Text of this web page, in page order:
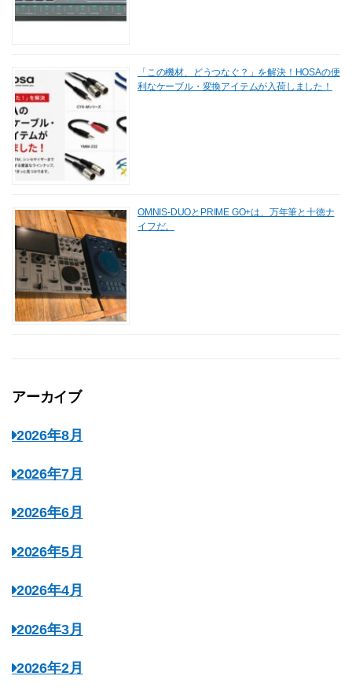
「この機材、どうつなぐ？」を解決！HOSAの便
利なケーブル・変換アイテムが入荷しました！
OMNIS-DUOとPRIME GO+は、万年筆と十徳ナ
イフだ。
アーカイブ
2026年8月
2026年7月
2026年6月
2026年5月
2026年4月
2026年3月
2026年2月